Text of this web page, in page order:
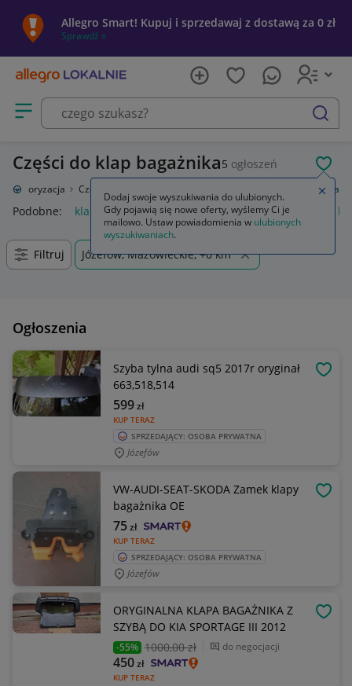
Allegro Smart! Kupuj i sprzedawaj z dostawą za 0 zł
Sprawdź »
Otwórz menu z kategoriami
szukaj
Części do klap bagażnika5 ogłoszeń
Motoryzacja Części samochodowe Klapy bagażnika
Podobne: klapy bagażnika automatyczne otwieranie klapy
Filtruj Józefów, Mazowieckie, +0 km
Ogłoszenia
Szyba tylna audi sq5 2017r oryginał
663,518,514
KUP TERAZ
599zł
SPRZEDAJĄCY: OSOBA PRYWATNA
Józefów
VW-AUDI-SEAT-SKODA Zamek klapy
bagażnika OE
KUP TERAZ
75zł
SPRZEDAJĄCY: OSOBA PRYWATNA
Józefów
ORYGINALNA KLAPA BAGAŻNIKA Z
SZYBĄ DO KIA SPORTAGE III 2012
-55% 1000,00 zł do negocjacji
KUP TERAZ
450zł
Dodaj swoje wyszukiwania do ulubionych.
Gdy pojawią się nowe oferty, wyślemy Ci je
mailowo. Ustaw powiadomienia w ulubionych
wyszukiwaniach.